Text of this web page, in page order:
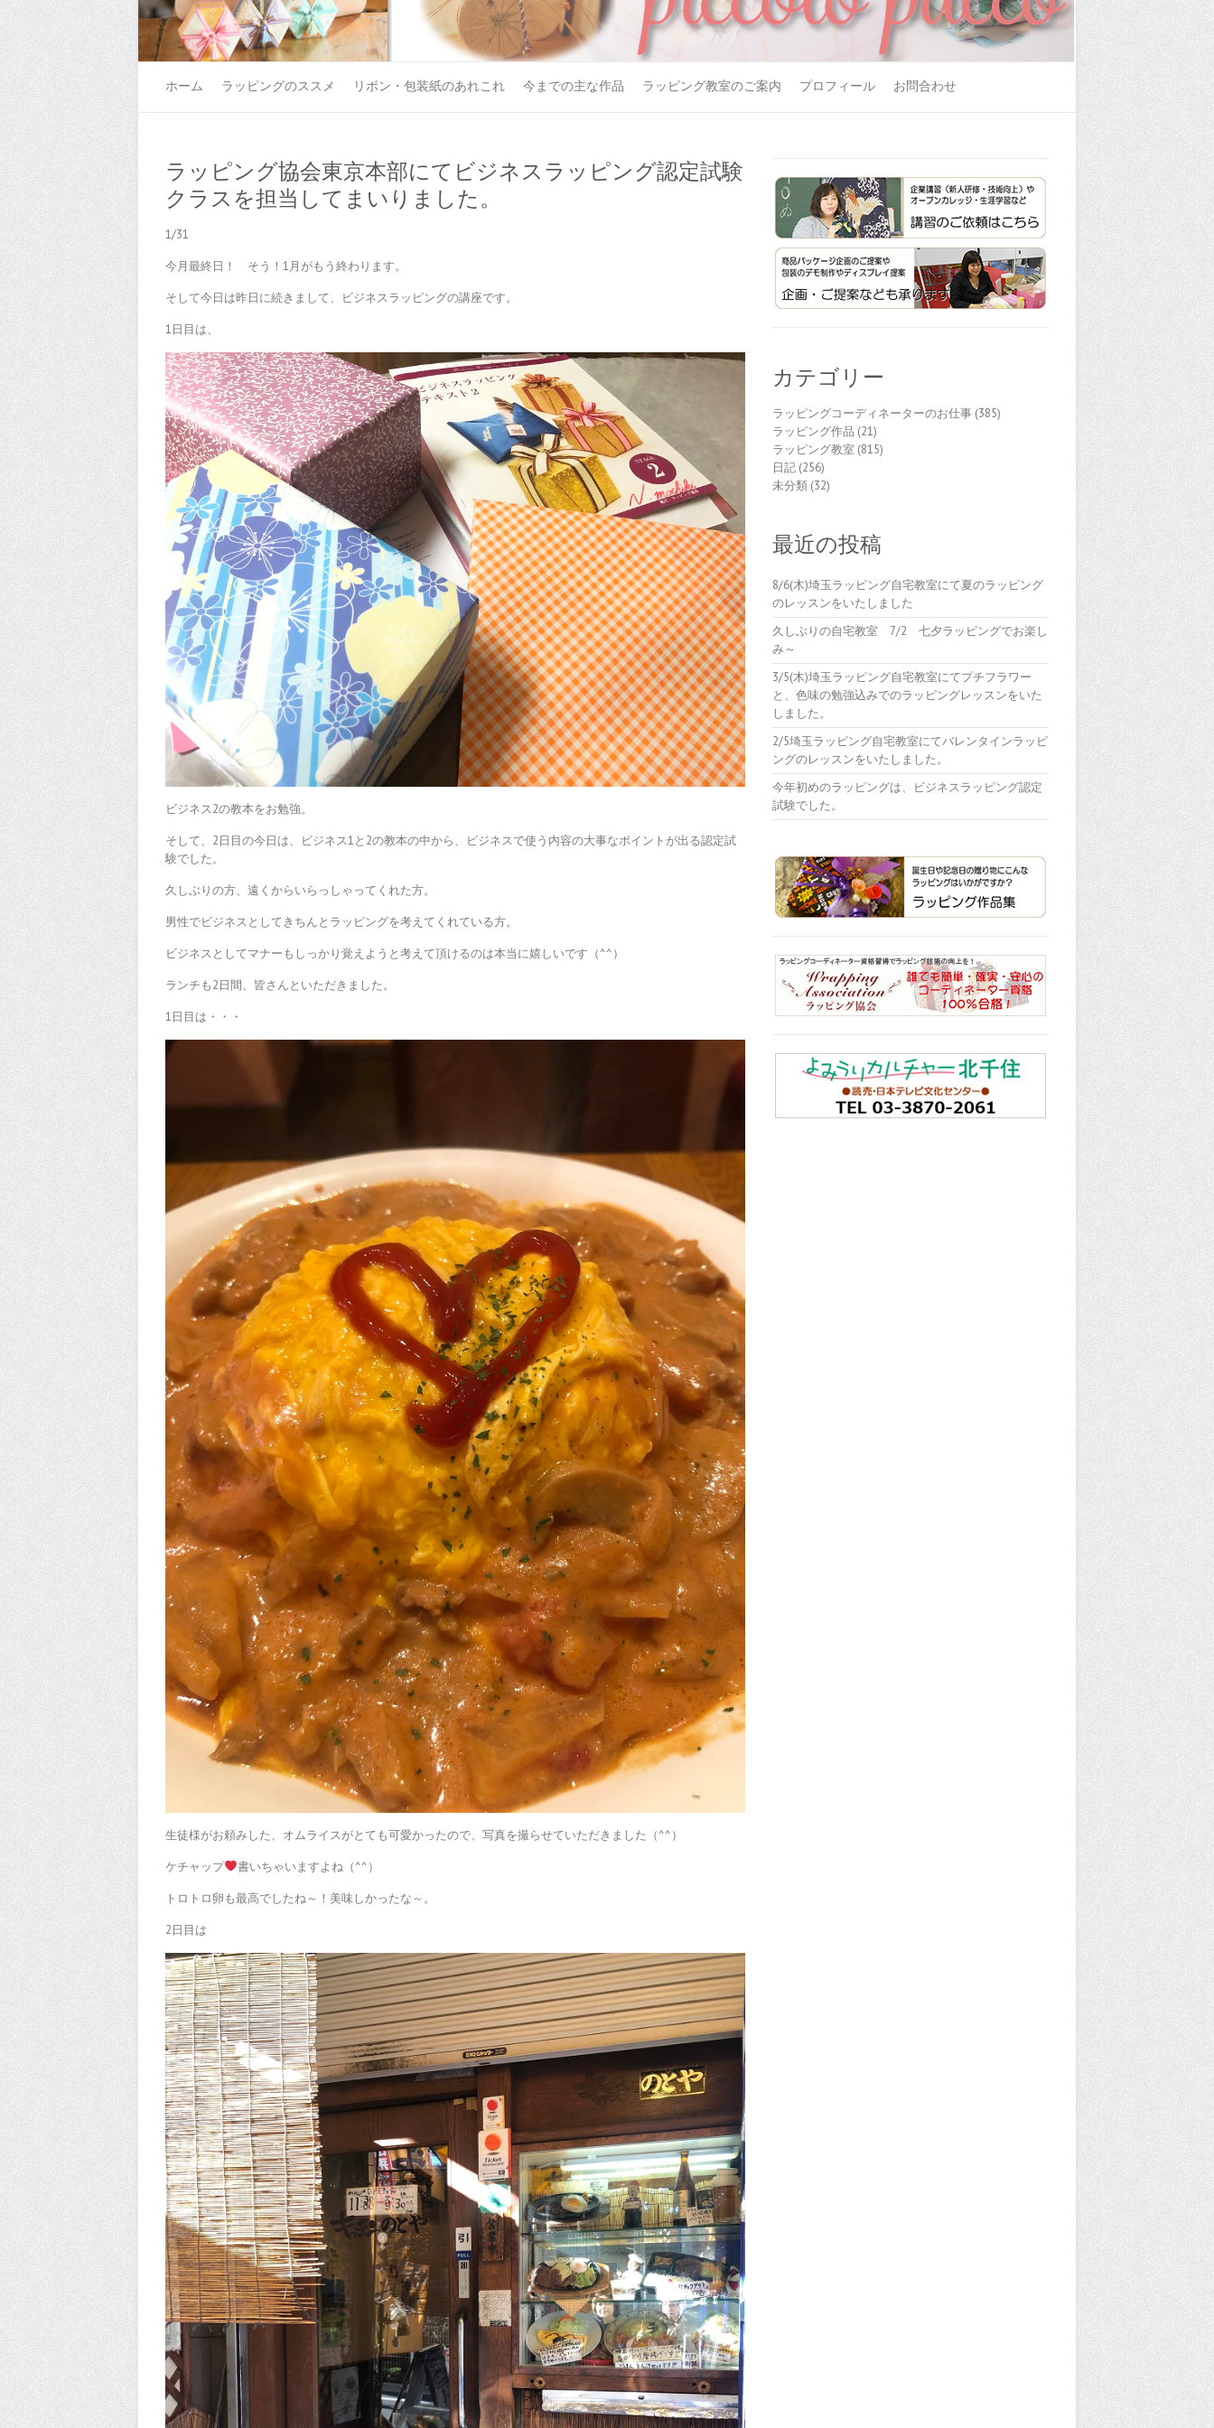
ホーム ラッピングのススメ リボン・包装紙のあれこれ 今までの主な作品 ラッピング教室のご案内 プロフィール お問合わせ
ラッピング協会東京本部にてビジネスラッピング認定試験
クラスを担当してまいりました。
1/31
今月最終日！ そう！1月がもう終わります。
そして今日は昨日に続きまして、ビジネスラッピングの講座です。
1日目は、
ビジネス2の教本をお勉強。
そして、2日目の今日は、ビジネス1と2の教本の中から、ビジネスで使う内容の大事なポイントが出る認定試
験でした。
久しぶりの方、遠くからいらっしゃってくれた方。
男性でビジネスとしてきちんとラッピングを考えてくれている方。
ビジネスとしてマナーもしっかり覚えようと考えて頂けるのは本当に嬉しいです（^^）
ランチも2日間、皆さんといただきました。
1日目は・・・
生徒様がお頼みした、オムライスがとても可愛かったので、写真を撮らせていただきました（^^）
ケチャップ 書いちゃいますよね（^^）
トロトロ卵も最高でしたね～！美味しかったな～。
2日目は
カテゴリー
ラッピングコーディネーターのお仕事(385)
ラッピング作品 (21)
ラッピング教室 (815)
日記(256)
未分類(32)
最近の投稿
8/6(木)埼玉ラッピング自宅教室にて夏のラッピング
のレッスンをいたしました
久しぶりの自宅教室 7/2 七夕ラッピングでお楽し
み～
3/5(木)埼玉ラッピング自宅教室にてプチフラワー
と、色味の勉強込みでのラッピングレッスンをいた
しました。
2/5埼玉ラッピング自宅教室にてバレンタインラッピ
ングのレッスンをいたしました。
今年初めのラッピングは、ビジネスラッピング認定
試験でした。